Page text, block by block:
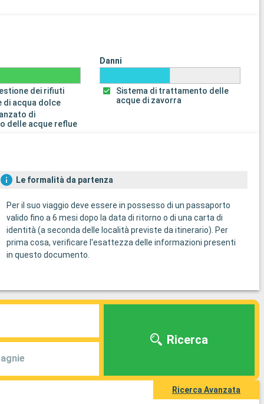
dei rifiuti
di acqua dolce
di
delle acque reflue
Danni
Sistema di trattamento delle
acque di zavorra
Le formalità da partenza
Per il suo viaggio deve essere in possesso di un passaporto
valido fino a 6 mesi dopo la data di ritorno o di una carta di
identità (a seconda delle località previste da itinerario). Per
prima cosa, verificare l'esattezza delle informazioni presenti
in questo documento.
Ricerca
Ricerca Avanzata